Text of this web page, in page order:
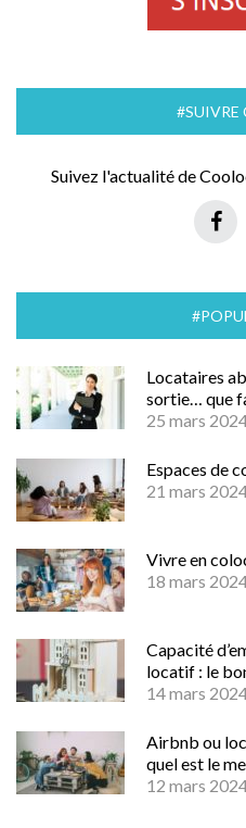
#SUIVRE
Suivez l'actualité de
Locataires
sortie… que
25 mars
Espaces de
21 mars
Vivre en
18 mars
Capacité
locatif : le
14 mars
Airbnb ou
quel est le
12 mars